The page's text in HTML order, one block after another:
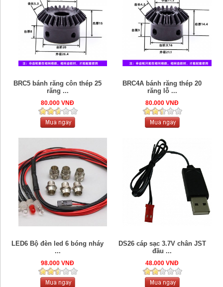
BRC5 bánh răng côn thép 25
răng ...
80.000 VNĐ
BRC4A bánh răng thép 20
răng lỗ ...
80.000 VNĐ
LED6 Bộ đèn led 6 bóng nháy
...
98.000 VNĐ
DS26 cáp sạc 3.7V chân JST
đầu ...
48.000 VNĐ